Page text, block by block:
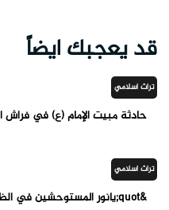
قد يعجبك ايضاً
تراث اسلامي
حادثة مبيت الإمام (ع) في فراش
تراث اسلامي